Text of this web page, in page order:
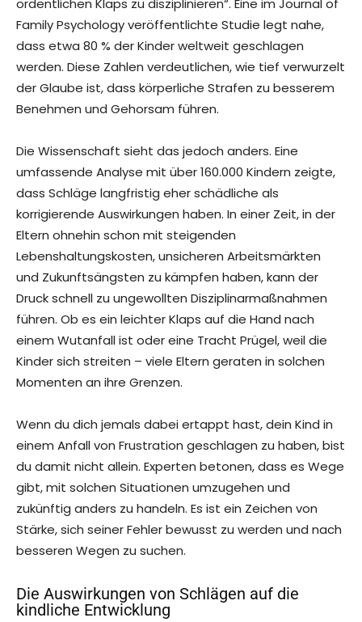
ordentlichen Klaps zu disziplinieren“. Eine im Journal of
Family Psychology veröffentlichte Studie legt nahe,
dass etwa 80 % der Kinder weltweit geschlagen
werden. Diese Zahlen verdeutlichen, wie tief verwurzelt
der Glaube ist, dass körperliche Strafen zu besserem
Benehmen und Gehorsam führen.
Die Wissenschaft sieht das jedoch anders. Eine
umfassende Analyse mit über 160.000 Kindern zeigte,
dass Schläge langfristig eher schädliche als
korrigierende Auswirkungen haben. In einer Zeit, in der
Eltern ohnehin schon mit steigenden
Lebenshaltungskosten, unsicheren Arbeitsmärkten
und Zukunftsängsten zu kämpfen haben, kann der
Druck schnell zu ungewollten Disziplinarmaßnahmen
führen. Ob es ein leichter Klaps auf die Hand nach
einem Wutanfall ist oder eine Tracht Prügel, weil die
Kinder sich streiten – viele Eltern geraten in solchen
Momenten an ihre Grenzen.
Wenn du dich jemals dabei ertappt hast, dein Kind in
einem Anfall von Frustration geschlagen zu haben, bist
du damit nicht allein. Experten betonen, dass es Wege
gibt, mit solchen Situationen umzugehen und
zukünftig anders zu handeln. Es ist ein Zeichen von
Stärke, sich seiner Fehler bewusst zu werden und nach
besseren Wegen zu suchen.
Die Auswirkungen von Schlägen auf die
kindliche Entwicklung